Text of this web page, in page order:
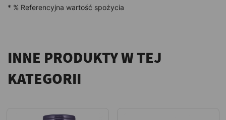
* % Referencyjna wartość spożycia
INNE PRODUKTY W TEJ
KATEGORII